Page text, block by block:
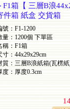
箱【 三層B浪
件箱 紙盒 交貨箱
號：F1-1200
量：1200個 下單區
稱：F1箱
寸：44x29x29cm
質：三層B浪紙箱(瓦楞
度：厚度0.3cm